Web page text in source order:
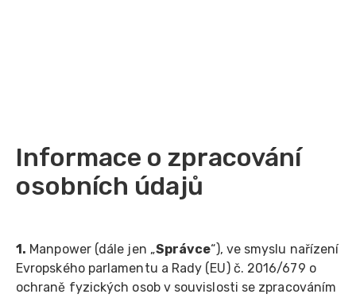
Informace o zpracování
osobních údajů
1. Manpower (dále jen „Správce“), ve smyslu nařízení
Evropského parlamentu a Rady (EU) č. 2016/679 o
ochraně fyzických osob v souvislosti se zpracováním